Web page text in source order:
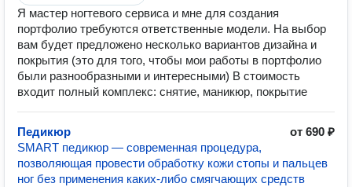
Я мастер ногтевого сервиса и мне для создания
портфолио требуются ответственные модели. На выбор
вам будет предложено несколько вариантов дизайна и
покрытия (это для того, чтобы мои работы в портфолио
были разнообразными и интересными) В стоимость
входит полный комплекс: снятие, маникюр, покрытие
Педикюр
от 690 ₽
SMART педикюр — современная процедура,
позволяющая провести обработку кожи стопы и пальцев
ног без применения каких-либо смягчающих средств